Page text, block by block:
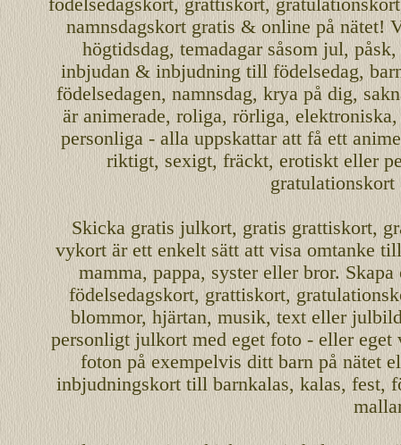
namnsdagskort gratis & online på nätet!
högtidsdag, temadagar såsom jul,påsk,
inbjudan& inbjudningtillfödelsedag,
födelsedagen, namnsdag,krya på dig,
äranimerade,roliga, rörliga,elektroniska
personliga- alla uppskattar att få ett
riktigt,sexigt,fräckt, erotiskteller
gratulationskort
Skicka gratis julkort, gratis grattiskort,
vykortär ett enkelt sätt att visa omtanke
mamma, pappa, systerellerbror.
födelsedagskort,grattiskort,
blommor, hjärtan, musik, text eller
personligtjulkort med eget foto - eller eget
foton på exempelvis ditt barn på nätet
inbjudningskort till barnkalas, kalas, fest,